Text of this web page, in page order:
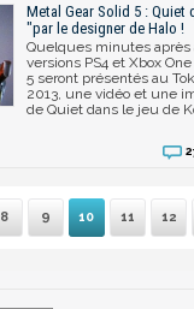
Metal Gear Solid 5 : Quiet
"par le designer de Halo !
Quelques minutes après
versions PS4 et Xbox
5 seront présentés au
2013, une vidéo et une
de Quiet dans le jeu de
8 9 10 11 12
Suivante